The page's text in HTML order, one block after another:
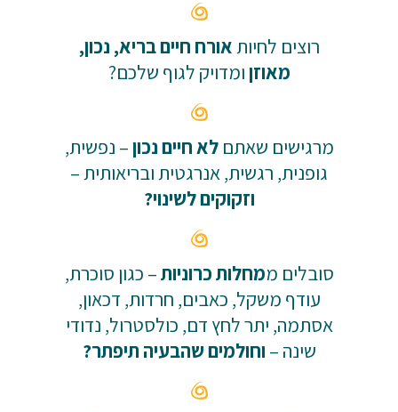
רוצים לחיותאורח חיים בריא, נכון,
מאוזןומדויק לגוף שלכם?
מרגישים שאתםלא חיים נכון– נפשית,
גופנית, רגשית, אנרגטית ובריאותית –
וזקוקים לשינוי?
סובלים ממחלות כרוניות– כגון סוכרת,
עודף משקל, כאבים, חרדות, דכאון,
אסתמה, יתר לחץ דם, כולסטרול, נדודי
שינה – וחולמים שהבעיה תיפתר?